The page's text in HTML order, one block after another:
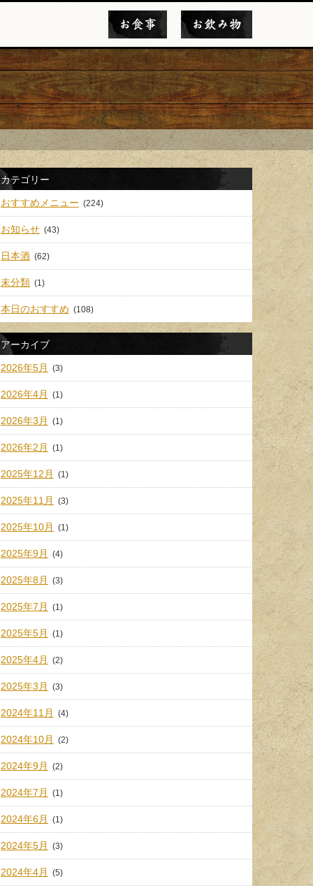
お食事 お飲み物
カテゴリー
おすすめメニュー (224)
お知らせ (43)
日本酒 (62)
未分類 (1)
本日のおすすめ (108)
アーカイブ
2026年5月 (3)
2026年4月 (1)
2026年3月 (1)
2026年2月 (1)
2025年12月 (1)
2025年11月 (3)
2025年10月 (1)
2025年9月 (4)
2025年8月 (3)
2025年7月 (1)
2025年5月 (1)
2025年4月 (2)
2025年3月 (3)
2024年11月 (4)
2024年10月 (2)
2024年9月 (2)
2024年7月 (1)
2024年6月 (1)
2024年5月 (3)
2024年4月 (5)